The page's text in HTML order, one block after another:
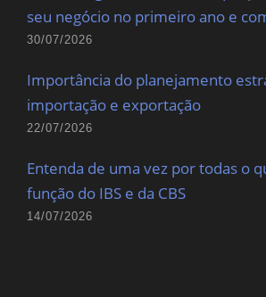
seu negócio no primeiro ano e
30/07/2026
Importância do planejamento
importação e exportação
22/07/2026
Entenda de uma vez por todas o
função do IBS e da CBS
14/07/2026